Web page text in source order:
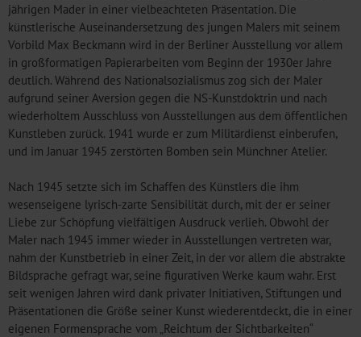
jährigen Mader in einer vielbeachteten Präsentation. Die
künstlerische Auseinandersetzung des jungen Malers mit seinem
Vorbild Max Beckmann wird in der Berliner Ausstellung vor allem
in großformatigen Papierarbeiten vom Beginn der 1930er Jahre
deutlich. Während des Nationalsozialismus zog sich der Maler
aufgrund seiner Aversion gegen die NS-Kunstdoktrin und nach
wiederholtem Ausschluss von Ausstellungen aus dem öffentlichen
Kunstleben zurück. 1941 wurde er zum Militärdienst einberufen,
und im Januar 1945 zerstörten Bomben sein Münchner Atelier.
Nach 1945 setzte sich im Schaffen des Künstlers die ihm
wesenseigene lyrisch-zarte Sensibilität durch, mit der er seiner
Liebe zur Schöpfung vielfältigen Ausdruck verlieh. Obwohl der
Maler nach 1945 immer wieder in Ausstellungen vertreten war,
nahm der Kunstbetrieb in einer Zeit, in der vor allem die abstrakte
Bildsprache gefragt war, seine figurativen Werke kaum wahr. Erst
seit wenigen Jahren wird dank privater Initiativen, Stiftungen und
Präsentationen die Größe seiner Kunst wiederentdeckt, die in einer
eigenen Formensprache vom „Reichtum der Sichtbarkeiten“